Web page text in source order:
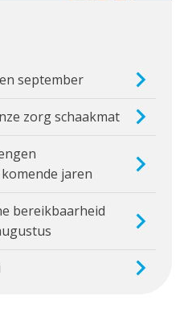
september
zorg schaakmat
jaren
bereikbaarheid